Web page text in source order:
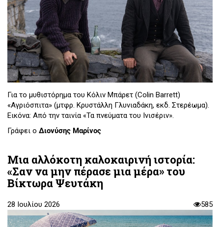
Για το μυθιστόρημα του Κόλιν Μπάρετ (Colin Barrett)
«Αγριόσπιτα» (μτφρ. Κρυστάλλη Γλυνιαδάκη, εκδ. Στερέωμα).
Εικόνα: Από την ταινία «Τα πνεύματα του Ινισέριν».
Γράφει ο Διονύσης Μαρίνος
Μια αλλόκοτη καλοκαιρινή ιστορία:
«Σαν να μην πέρασε μια μέρα» του
Bίκτωρα Ψευτάκη
28 Ιουλίου 2026 585